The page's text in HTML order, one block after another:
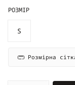
РОЗМІР
S
Розмірна